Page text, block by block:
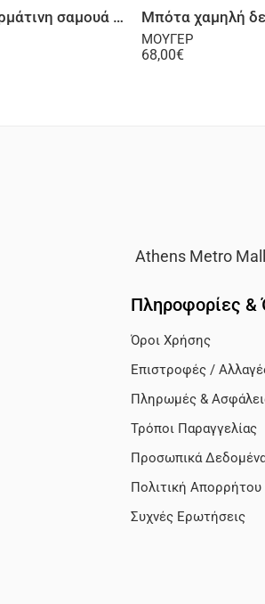
Μπότα δερμάτινη σαμουά γκρι μπεζ
ΜΟΥΓΕΡ
68,00€
Athens Metro Mall
Πληροφορίες &
Όροι Χρήσης
Επιστροφές /
Πληρωμές &
Τρόποι Παραγγελίας
Προσωπικά
Πολιτική Απορρήτου
Συχνές Ερωτήσεις